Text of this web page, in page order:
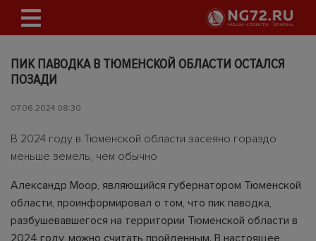
ПИК ПАВОДКА В ТЮМЕНСКОЙ ОБЛАСТИ ОСТАЛСЯ
ПОЗАДИ
07.06.2024 08:30
В 2024 году в Тюменской области засеяно гораздо
меньше земель, чем обычно
Александр Моор, являющийся губернатором Тюменской
области, проинформировал о том, что пик паводка,
разбушевавшегося на территории Тюменской области в
2024 году, можно считать пройденным. В настоящее